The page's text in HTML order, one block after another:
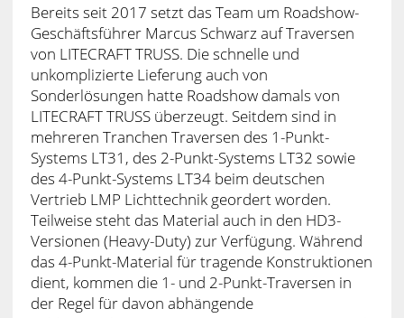
Bereits seit 2017 setzt das Team um Roadshow-
Geschäftsführer Marcus Schwarz auf Traversen
von LITECRAFT TRUSS. Die schnelle und
unkomplizierte Lieferung auch von
Sonderlösungen hatte Roadshow damals von
LITECRAFT TRUSS überzeugt. Seitdem sind in
mehreren Tranchen Traversen des 1-Punkt-
Systems LT31, des 2-Punkt-Systems LT32 sowie
des 4-Punkt-Systems LT34 beim deutschen
Vertrieb LMP Lichttechnik geordert worden.
Teilweise steht das Material auch in den HD3-
Versionen (Heavy-Duty) zur Verfügung. Während
das 4-Punkt-Material für tragende Konstruktionen
dient, kommen die 1- und 2-Punkt-Traversen in
der Regel für davon abhängende